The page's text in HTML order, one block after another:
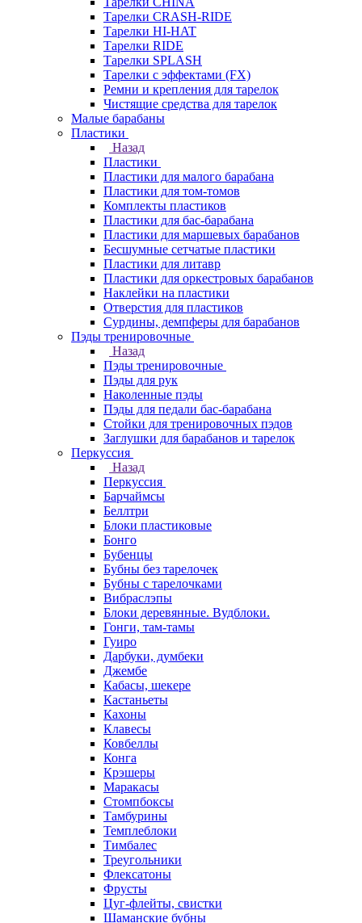
Тарелки CRASH-RIDE
Тарелки HI-HAT
Тарелки RIDE
Тарелки SPLASH
Тарелки с эффектами (FX)
Ремни и крепления для тарелок
Чистящие средства для тарелок
Малые барабаны
Пластики
Назад
Пластики
Пластики для малого барабана
Пластики для том-томов
Комплекты пластиков
Пластики для бас-барабана
Пластики для маршевых барабанов
Бесшумные сетчатые пластики
Пластики для литавр
Пластики для оркестровых барабанов
Наклейки на пластики
Отверстия для пластиков
Сурдины, демпферы для барабанов
Пэды тренировочные
Назад
Пэды тренировочные
Пэды для рук
Наколенные пэды
Пэды для педали бас-барабана
Стойки для тренировочных пэдов
Заглушки для барабанов и тарелок
Перкуссия
Назад
Перкуссия
Барчаймсы
Беллтри
Блоки пластиковые
Бонго
Бубенцы
Бубны без тарелочек
Бубны с тарелочками
Вибраслэпы
Блоки деревянные. Вудблоки.
Гонги, там-тамы
Гуиро
Дарбуки, думбеки
Джембе
Кабасы, шекере
Кастаньеты
Кахоны
Клавесы
Ковбеллы
Конга
Крэшеры
Маракасы
Стомпбоксы
Тамбурины
Темплеблоки
Тимбалес
Треугольники
Флексатоны
Фрусты
Цуг-флейты, свистки
Шаманские бубны